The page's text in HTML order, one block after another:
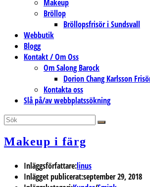
Makeup
Bröllop
Bröllopsfrisör i Sundsvall
Webbutik
Blogg
Kontakt / Om Oss
Om Salong Barock
Dorion Chang Karlsson
Kontakta oss
Slå på/av webbplatssökning
Makeup i färg
Inläggsförfattare:linus
Inlägget publicerat:september 29, 2018